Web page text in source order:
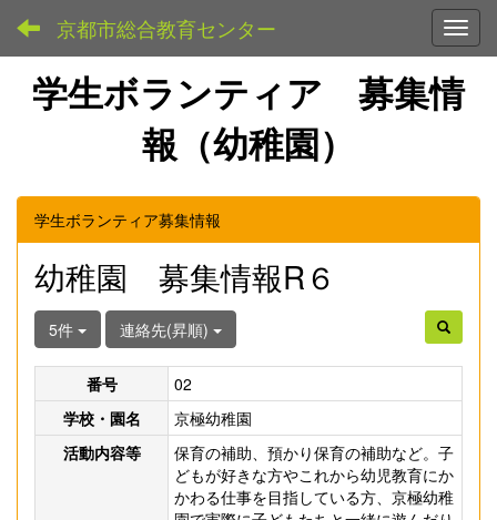
京都市総合教育センター
学生ボランティア 募集情
報（幼稚園）
学生ボランティア募集情報
幼稚園 募集情報R６
5件 連絡先(昇順)
番号
02
学校・園名
京極幼稚園
活動内容等
保育の補助、預かり保育の補助など。子
どもが好きな方やこれから幼児教育にか
かわる仕事を目指している方、京極幼稚